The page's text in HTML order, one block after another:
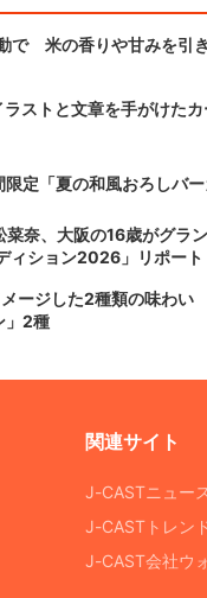
で 米の香りや甘みを引
ストと文章を手がけた
定「夏の和風おろしバー
菜奈、大阪の16歳がグ
ィション2026」リポート
メージした2種類の味わ
」2種
関連サイト
J-CASTニュー
J-CASTトレン
J-CAST会社ウ